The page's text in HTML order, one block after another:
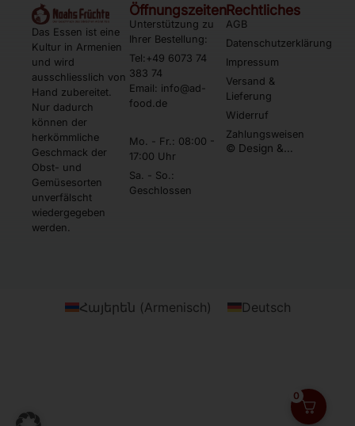
Das Essen ist eine
Kultur in Armenien
und wird
ausschliesslich von
Hand zubereitet.
Nur dadurch
können der
herkömmliche
Geschmack der
Obst- und
Gemüsesorten
unverfälscht
wiedergegeben
werden.
Öffnungszeiten
Unterstützung zu
Ihrer Bestellung:
Tel:+49 6073 74
383 74
Email: info@ad-
food.de
Mo. - Fr.: 08:00 -
17:00 Uhr
Sa. - So.:
Geschlossen
Rechtliches
AGB
Datenschutzerklärung
Impressum
Versand &
Lieferung
Widerruf
Zahlungsweisen
© Design &
Հայերեն (Armenisch) Deutsch
0